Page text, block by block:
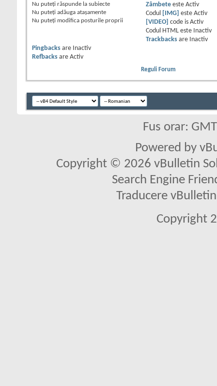
Nu puteţi răspunde la subiecte
Nu puteţi adăuga ataşamente
Nu puteţi modifica posturile proprii
Zâmbeteeste Activ
Codul
[IMG] este Activ
[VIDEO] code is Activ
Codul HTML este
Inactiv
Trackbacksare
Inactiv
Pingbacks are
Inactiv
Refbacks are Activ
Reguli Forum
Fus orar:
Powered by
Copyright © 2026 vBulletin
Search Engine
Traducere
Copyright